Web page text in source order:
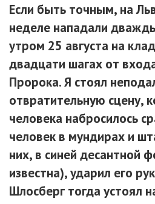
Если быть точным, на
неделе нападали
утром 25 августа на
двадцати шагах от
Пророка. Я стоял
отвратительную сцену,
человека набросилось
человек в мундирах и
них, в синей десантной
известна), ударил его
Шлосберг тогда устоял